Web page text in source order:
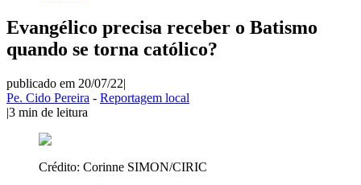
Evangélico precisa receber o Batismo
quando se torna católico?
publicado em 20/07/22|
Pe. Cido Pereira - Reportagem local
|3 min de leitura
Crédito: Corinne SIMON/CIRIC